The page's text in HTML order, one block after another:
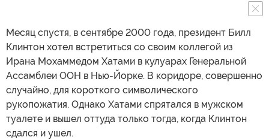
Месяц спустя, в сентябре 2000 года, президент Билл
Клинтон хотел встретиться со своим коллегой из
Ирана Мохаммедом Хатами в кулуарах Генеральной
Ассамблеи ООН в Нью-Йорке. В коридоре, совершенно
случайно, для короткого символического
рукопожатия. Однако Хатами спрятался в мужском
туалете и вышел оттуда только тогда, когда Клинтон
сдался и ушел.